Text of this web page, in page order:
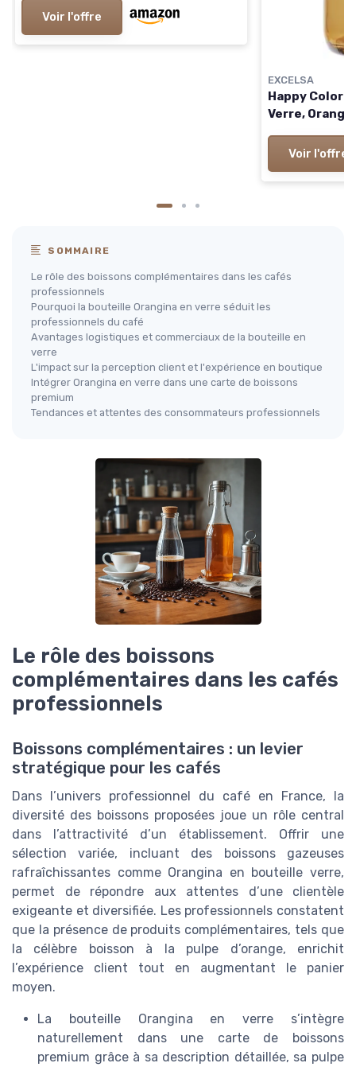
Voir l'offre
EXCELSA
Happy Color
Verre,
Voir l'offre
SOMMAIRE
Le rôle des boissons complémentaires dans les cafés
professionnels
Pourquoi la bouteille Orangina en verre séduit les
professionnels du café
Avantages logistiques et commerciaux de la bouteille en
verre
L'impact sur la perception client et l'expérience en boutique
Intégrer Orangina en verre dans une carte de boissons
premium
Tendances et attentes des consommateurs professionnels
Le rôle des boissons
complémentaires dans les cafés
professionnels
Boissons complémentaires : un levier
stratégique pour les cafés
Dans l’univers professionnel du café en France, la
diversité des boissons proposées joue un rôle central
dans l’attractivité d’un établissement. Offrir une
sélection variée, incluant des boissons gazeuses
rafraîchissantes comme Orangina en bouteille verre,
permet de répondre aux attentes d’une clientèle
exigeante et diversifiée. Les professionnels constatent
que la présence de produits complémentaires, tels que
la célèbre boisson à la pulpe d’orange, enrichit
l’expérience client tout en augmentant le panier
moyen.
La bouteille Orangina en verre s’intègre
naturellement dans une carte de boissons
premium grâce à sa description détaillée, sa pulpe